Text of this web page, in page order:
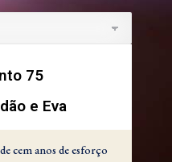
75
e Eva
cem anos de esforço